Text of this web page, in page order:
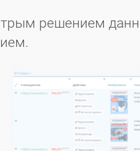
решением